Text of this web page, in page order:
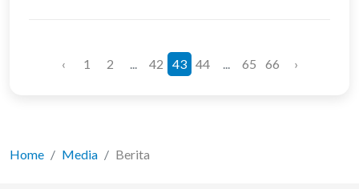
‹ 1 2 ... 42 43 44 ... 65 66 ›
Home Media Berita